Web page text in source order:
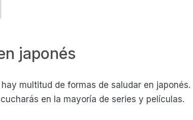
japonés
multitud de formas de saludar en japonés.
en la mayoría de series y películas.